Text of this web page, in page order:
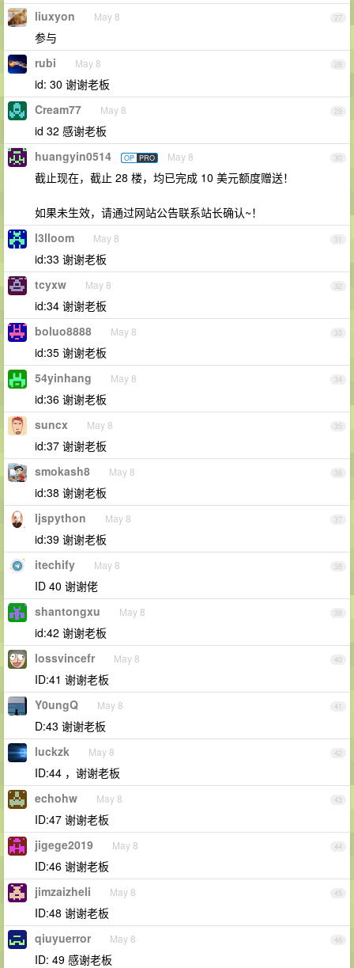
27
liuxyon May 8
参与
28
rubi May 8
id: 30 谢谢老板
29
Cream77 May 8
id 32 感谢老板
30
huangyin0514 OP PRO May 8
截止现在，截止 28 楼，均已完成 10 美元额度赠送！
如果未生效，请通过网站公告联系站长确认~！
31
l3lloom May 8
id:33 谢谢老板
32
tcyxw May 8
id:34 谢谢老板
33
boluo8888 May 8
id:35 谢谢老板
34
54yinhang May 8
id:36 谢谢老板
35
suncx May 8
id:37 谢谢老板
36
smokash8 May 8
id:38 谢谢老板
37
ljspython May 8
id:39 谢谢老板
38
itechify May 8
ID 40 谢谢佬
39
shantongxu May 8
id:42 谢谢老板
40
lossvincefr May 8
ID:41 谢谢老板
41
Y0ungQ May 8
D:43 谢谢老板
42
luckzk May 8
ID:44 ，谢谢老板
43
echohw May 8
ID:47 谢谢老板
44
jigege2019 May 8
ID:46 谢谢老板
45
jimzaizheli May 8
ID:48 谢谢老板
46
qiuyuerror May 8
ID: 49 感谢老板